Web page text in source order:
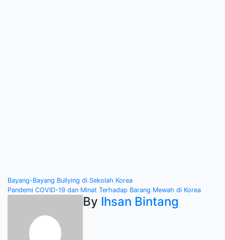
Post
navigation
Bayang-Bayang Bullying di Sekolah Korea
Pandemi COVID-19 dan Minat Terhadap Barang Mewah di Korea
By Ihsan Bintang